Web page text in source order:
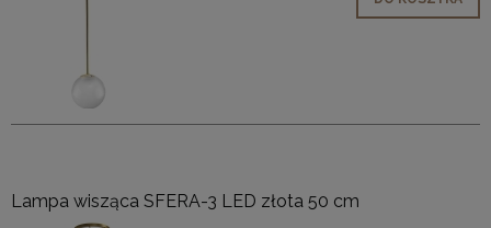
Lampa wisząca SFERA-3 LED złota 50 cm